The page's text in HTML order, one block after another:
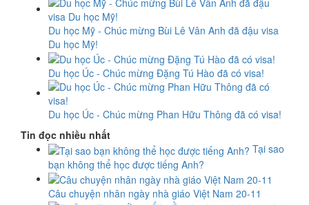
Du học Mỹ - Chúc mừng Bùi Lê Vân Anh đã đậu visa
Du học Mỹ!
Du học Úc - Chúc mừng Đặng Tú Hào đã có visa!
Du học Úc - Chúc mừng Phan Hữu Thông đã có visa!
Tin đọc nhiều nhất
Tại sao
bạn không thể học được tiếng Anh?
Câu chuyện nhân ngày nhà giáo Việt Nam 20-11